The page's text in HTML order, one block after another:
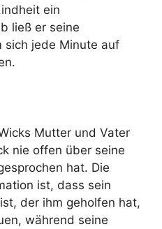
ein
ließ er seine
sich jede Minute auf
Mutter und Vater
nie offen über seine
hat. Die
ist, dass sein
der ihm geholfen hat,
während seine